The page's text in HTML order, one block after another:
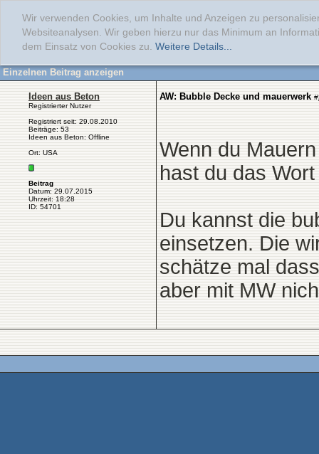
Wir verwenden Cookies, um Inhalte und Anzeigen zu
Websiteanalysen. Wir geben hierzu nur das Minimum an
dem Einsatz von Cookies zu. Weitere Details...
Einzelnen Beitrag anzeigen
Ideen aus Beton
Registrierter Nutzer
Registriert seit: 29.08.2010
Beiträge: 53
Ideen aus Beton: Offline
Ort: USA
Beitrag
Datum: 29.07.2015
Uhrzeit: 18:28
ID: 54701
AW: Bubble Decke und mauerwerk #
Wenn du
hast du das
Du kannst die
einsetzen. Die
schätze mal
aber mit MW